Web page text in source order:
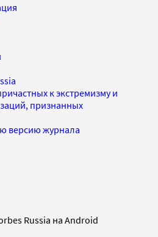
к экстремизму и
признанных
версию журнала
Russia на Android